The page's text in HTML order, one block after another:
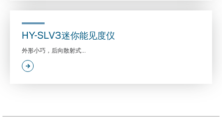
HY-SLV3迷你能见度仪
外形小巧，后向散射式...